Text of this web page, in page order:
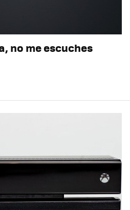
no me escuches